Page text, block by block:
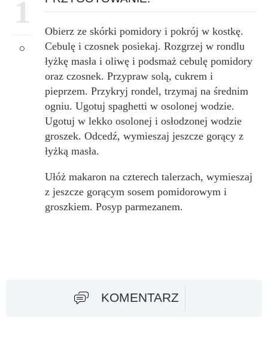
1
Obierz ze skórki pomidory i pokrój w kostkę.
Cebulę i czosnek posiekaj. Rozgrzej w rondlu
łyżkę masła i oliwę i podsmaż cebulę pomidory
oraz czosnek. Przypraw solą, cukrem i
pieprzem. Przykryj rondel, trzymaj na średnim
ogniu. Ugotuj spaghetti w osolonej wodzie.
Ugotuj w lekko osolonej i osłodzonej wodzie
groszek. Odcedź, wymieszaj jeszcze gorący z
łyżką masła.
Ułóż makaron na czterech talerzach, wymieszaj
z jeszcze gorącym sosem pomidorowym i
groszkiem. Posyp parmezanem.
KOMENTARZ